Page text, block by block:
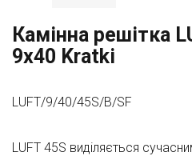
Камінна решітка
9x40 Kratki
LUFT/9/40/45S/B/SF
LUFT 45S виділяється